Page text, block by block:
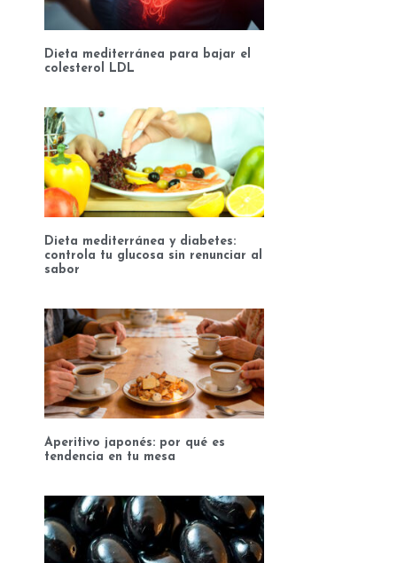
Dieta mediterránea para bajar el
colesterol LDL
Dieta mediterránea y diabetes:
controla tu glucosa sin renunciar al
sabor
Aperitivo japonés: por qué es
tendencia en tu mesa